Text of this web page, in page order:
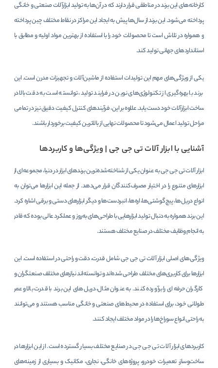
کارخانه‌های این برند در مناطقی قرار دارند که در آن‌ها به تولید ابزارآلات صنعتی و خانگی
پرداخته می‌شود. این برند از سال‌ها پیش به ایجاد این مراکز در نقاط مختلف چین پرداخته
و همواره در تلاش است تا محصولات خود را با استفاده از بهترین مواد اولیه و مطابق با
استانداردهای جهانی تولید کند.
یکی از ویژگی‌های مهم این تولیدات استفاده از ماشین‌آلات و تجهیزات مدرن است. این
برند با بهره‌گیری از تکنولوژی‌های نوین در فرایند تولید، توانسته است به دقت بالا در
ساخت ابزارآلات خود دست یابد. علاوه بر این، فرآیندهای کنترل کیفیت دقیق نیز در تمامی
مراحل تولید اعمال می‌شود تا محصولات نهایی از بالاترین کیفیت برخوردار باشند.
آشنایی با ابزار آلات تی جی جی | ویژگی‌ها و کاربردها
ابزار آلات تی جی جی به عنوان یکی از شناخته‌شده‌ترین برندهای ابزار در دنیا، مجموعه‌ای از
ابزارهای متنوع را در اختیار مصرف‌کنندگان قرار می‌دهد. از جمله این ابزارها می‌توان به
انواع دریل‌ها، پیچ‌گوشتی‌ها، اره‌ها، انبردست‌ها و دیگر ابزارهای دستی و برقی اشاره کرد.
این برند همواره به دنبال تولید ابزارهایی با طراحی‌های به‌روز و عملکرد عالی بوده که قادر
به انجام وظایف مختلف در صنایع مختلف هستند.
ویژگی‌های اصلی ابزار آلات تی جی جی شامل قدرت، دقت و راحتی در استفاده است. این
ابزارها برای کاربری‌های مختلف طراحی شده‌اند و توانسته‌اند نیازهای مختلف صنعتگران و
کارگران حرفه‌ای را برآورده کنند. به عنوان مثال، دریل‌های این برند با قدرت بالا و عمر
طولانی خود، برای استفاده در محیط‌های صنعتی و خانگی مناسب هستند و می‌توانند
به راحتی انواع سوراخ‌ها را در مواد مختلف ایجاد کنند.
کاربردهای ابزار آلات تی جی جی در صنایع مختلف بسیار گسترده است. از این ابزارها در
ساخت‌وساز، تعمیرات خودرو، پروژه‌های خانگی، نجاری، مکانیک و بسیاری از زمینه‌های